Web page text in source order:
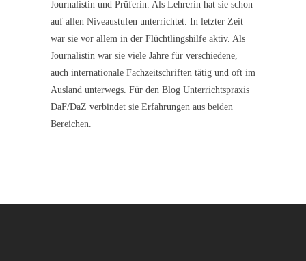
Journalistin und Prüferin. Als Lehrerin hat sie schon
auf allen Niveaustufen unterrichtet. In letzter Zeit
war sie vor allem in der Flüchtlingshilfe aktiv. Als
Journalistin war sie viele Jahre für verschiedene,
auch internationale Fachzeitschriften tätig und oft im
Ausland unterwegs. Für den Blog Unterrichtspraxis
DaF/DaZ verbindet sie Erfahrungen aus beiden
Bereichen.